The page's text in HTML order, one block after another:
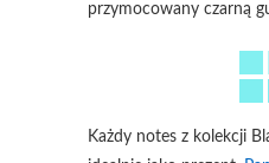
przymocowany czarną
Każdy notes z kolekcji